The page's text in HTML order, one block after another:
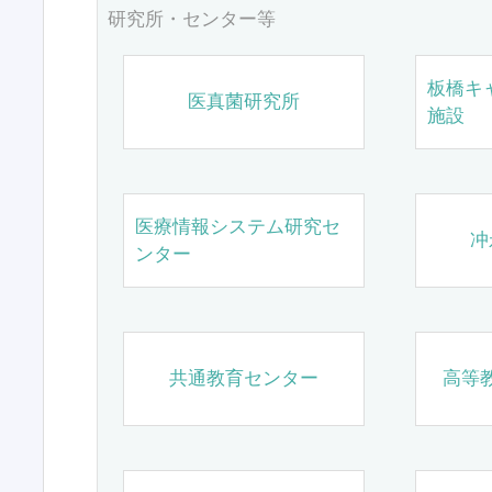
研究所・センター等
医真菌研究所
板橋キ
施設
医療情報システム研究セ
ンター
共通教育センター 高等